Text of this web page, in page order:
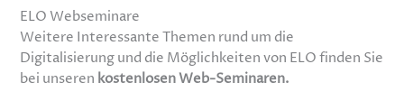
ELO Webseminare
Weitere Interessante Themen rund um die
Digitalisierung und die Möglichkeiten von ELO finden Sie
bei unseren kostenlosen Web-Seminaren.